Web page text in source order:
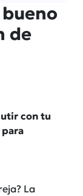
de
con tu
para
La